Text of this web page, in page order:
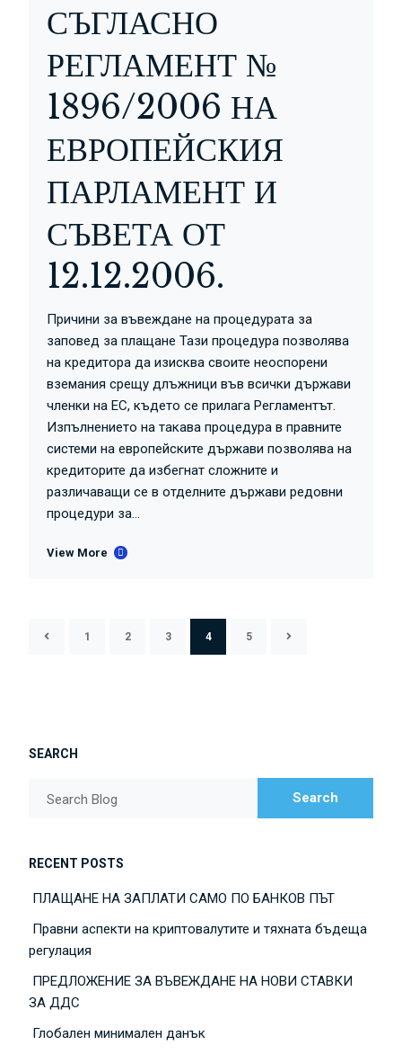
СЪГЛАСНО
РЕГЛАМЕНТ №
1896/2006 НА
ЕВРОПЕЙСКИЯ
ПАРЛАМЕНТ И
СЪВЕТА ОТ
12.12.2006.
Причини за въвеждане на процедурата за
заповед за плащане Тази процедура позволява
на кредитора да изисква своите неоспорени
вземания срещу длъжници във всички държави
членки на ЕС, където се прилага Регламентът.
Изпълнението на такава процедура в правните
системи на европейските държави позволява на
кредиторите да избегнат сложните и
различаващи се в отделните държави редовни
процедури за...
View More
1 2 3 4 5
SEARCH
Search Blog Search
RECENT POSTS
ПЛАЩАНЕ НА ЗАПЛАТИ САМО ПО БАНКОВ ПЪТ
Правни аспекти на криптовалутите и тяхната бъдеща
регулация
ПРЕДЛОЖЕНИЕ ЗА ВЪВЕЖДАНЕ НА НОВИ СТАВКИ
ЗА ДДС
Глобален минимален данък